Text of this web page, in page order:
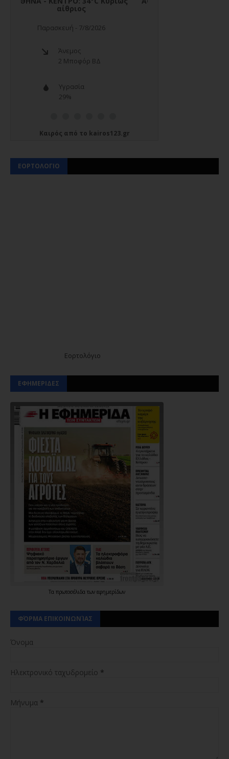
Καιρός από το kairos123.gr
ΕΟΡΤΟΛΟΓΙΟ
Εορτολόγιο
ΕΦΗΜΕΡΙΔΕΣ
Τα πρωτοσέλιδα των εφημερίδων
ΦΌΡΜΑ ΕΠΙΚΟΙΝΩΝΊΑΣ
Όνομα
Ηλεκτρονικό ταχυδρομείο *
Μήνυμα *